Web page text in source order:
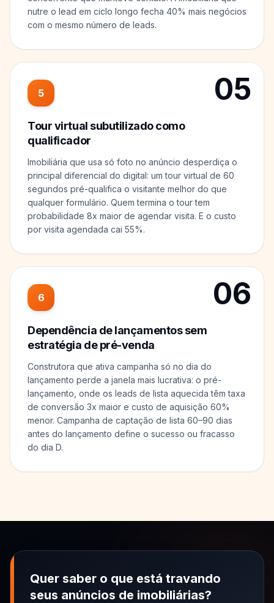
nutre o lead em ciclo longo fecha 40% mais negócios
com o mesmo número de leads.
05
5
Tour virtual subutilizado como
qualificador
Imobiliária que usa só foto no anúncio desperdiça o
principal diferencial do digital: um tour virtual de 60
segundos pré-qualifica o visitante melhor do que
qualquer formulário. Quem termina o tour tem
probabilidade 8x maior de agendar visita. E o custo
por visita agendada cai 55%.
06
6
Dependência de lançamentos sem
estratégia de pré-venda
Construtora que ativa campanha só no dia do
lançamento perde a janela mais lucrativa: o pré-
lançamento, onde os leads de lista aquecida têm taxa
de conversão 3x maior e custo de aquisição 60%
menor. Campanha de captação de lista 60–90 dias
antes do lançamento define o sucesso ou fracasso
do dia D.
Quer saber o que está travando
seus anúncios de imobiliárias?